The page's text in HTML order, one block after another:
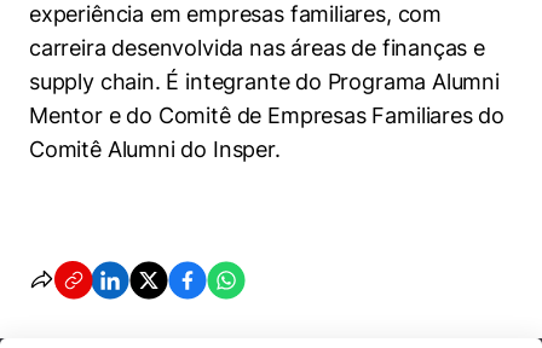
experiência em empresas familiares, com
carreira desenvolvida nas áreas de finanças e
supply chain. É integrante do Programa Alumni
Mentor e do Comitê de Empresas Familiares do
Comitê Alumni do Insper.